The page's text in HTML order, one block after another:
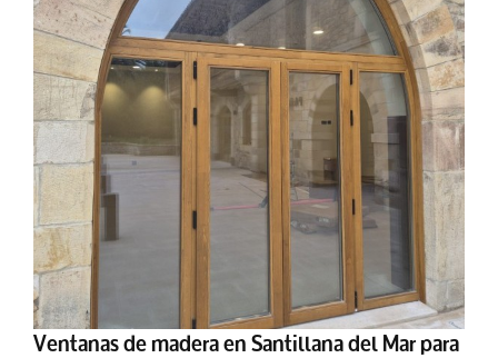
Ventanas de madera en Santillana del Mar para